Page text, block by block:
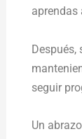
aprendas
Después,
seguir
Un